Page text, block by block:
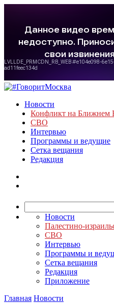
Новости
Конфликт на Ближнем
СВО
Интервью
Программы и ведущие
Сетка вещания
Редакция
Новости
Палестино-
СВО
Интервью
Программы и
Сетка вещания
Редакция
Приложение
Главная Новости